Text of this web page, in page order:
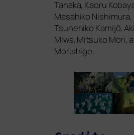
Tanaka, Kaoru
Masahiko Nishimura,
Tsunehiko Kamijō,
Miwa, Mitsuko Mori,
Morishige.